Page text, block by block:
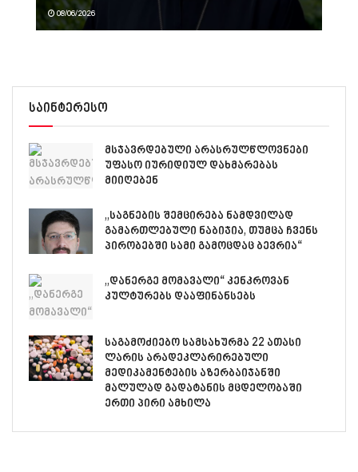
08/06/2026
საინტერესო
მსჯავრდებული არასრულწლოვნები
უფასო იურიდიულ დახმარებას
მიიღებენ
„საგნების შემცირება ნამდვილად
გამართლებული ნაბიჯია, თუმცა ჩვენს
პირობებში სამი გამოცდაც ბევრია“
„დანერგე მომავალი“ კენკროვან
კულტურებს დააფინანსებს
საგამოძიებო სამსახურმა 22 ათასი
ლარის არადეკლარირებული
მედიკამენტების აზერბაიჯანში
მალულად გადატანის მცდელობაში
ერთი პირი ამხილა